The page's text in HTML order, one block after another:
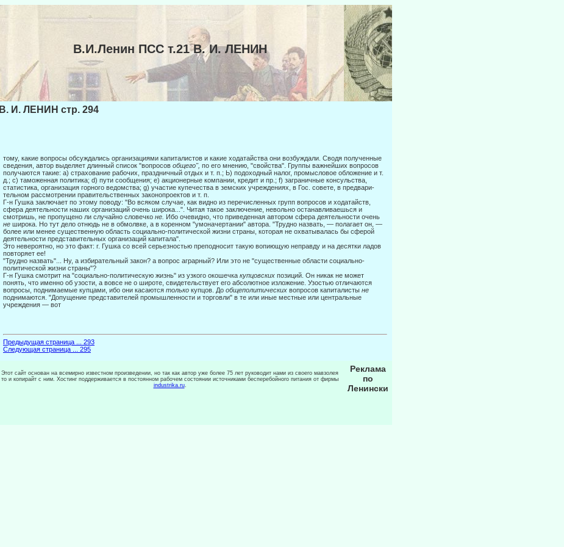
В.И.Ленин ПСС т.21 В. И. ЛЕНИН
В. И. ЛЕНИН стр. 294
тому, какие вопросы обсуждались организациями капиталистов и какие ходатайства они возбуждали. Сводя полученные
сведения, автор выделяет длинный список "вопро­сов общего", по его мнению, "свойства". Группы важнейших вопросов
получаются та­кие: а) страхование рабочих, праздничный отдых и т. п.; Ь) подоходный налог, промы­словое обложение и т.
д.; с) таможенная политика; d) пути сообщения; е) акционерные компании, кредит и пр.; f) заграничные консульства,
статистика, организация горного ведомства; g) участие купечества в земских учреждениях, в Гос. совете, в предвари­
тельном рассмотрении правительственных законопроектов и т. п.
Г-н Гушка заключает по этому поводу: "Во всяком случае, как видно из перечислен­ных групп вопросов и ходатайств,
сфера деятельности наших организаций очень широ­ка...". Читая такое заключение, невольно останавливаешься и
смотришь, не пропущено ли случайно словечко не.
Ибо очевидно, что приведенная автором сфера деятельности очень
не широка. Но тут дело отнюдь не в обмолвке, а в коренном "умоначертании" автора. "Трудно назвать, — полагает он, —
более или менее существенную область со­циально-политической жизни страны, которая не охватывалась бы сферой
деятельно­сти представительных организаций капитала".
Это невероятно, но это факт: г. Гушка со всей серьезностью преподносит такую во­пиющую неправду и на десятки ладов
повторяет ее!
"Трудно назвать"... Ну, а избирательный закон? а вопрос аграрный? Или это не "су­щественные области социально-
политической жизни страны"?
Г-н Гушка смотрит на "социально-политическую жизнь" из узкого окошечка куп­цовских позиций. Он никак не может
понять, что именно об узости, а вовсе не о широ­те, свидетельствует его абсолютное изложение. Узостью отличаются
вопросы, подни­маемые купцами, ибо они касаются только купцов. До общеполитических вопросов ка­питалисты не
поднимаются. "Допущение представителей промышленности и торгов­ли" в те или иные местные или центральные
учреждения — вот
Предыдущая страница ... 293
Следующая страница ... 295
Этот сайт основан на всемирно известном произведении, но так как автор уже более 75 лет руководит нами из своего мавзолея
то и копирайт с ним. Хостинг поддерживается в постоянном рабочем состоянии источниками бесперебойного питания от фирмы
industrika.ru.
Реклама
по
Ленински